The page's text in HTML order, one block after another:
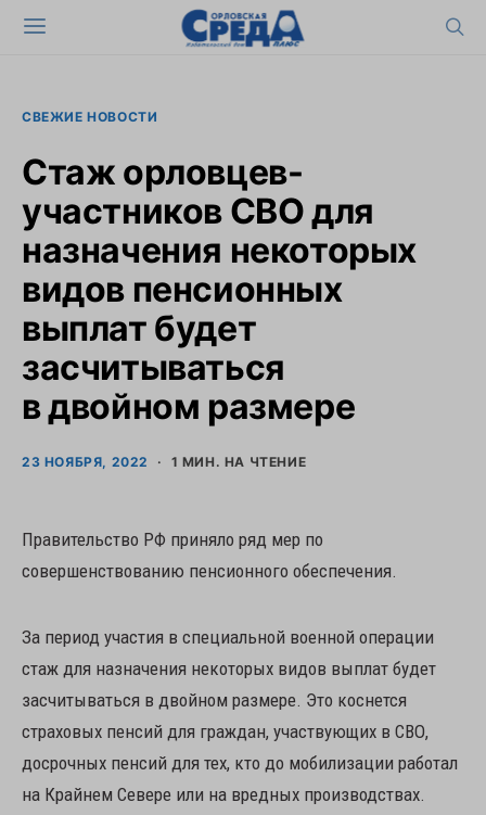
СВЕЖИЕ НОВОСТИ
Стаж орловцев-
участников СВО для
назначения некоторых
видов пенсионных
выплат будет
засчитываться
в двойном размере
23 НОЯБРЯ, 2022 1 МИН. НА ЧТЕНИЕ
Правительство РФ приняло ряд мер по
совершенствованию пенсионного обеспечения.
За период участия в специальной военной операции
стаж для назначения некоторых видов выплат будет
засчитываться в двойном размере. Это коснется
страховых пенсий для граждан, участвующих в СВО,
досрочных пенсий для тех, кто до мобилизации работал
на Крайнем Севере или на вредных производствах.